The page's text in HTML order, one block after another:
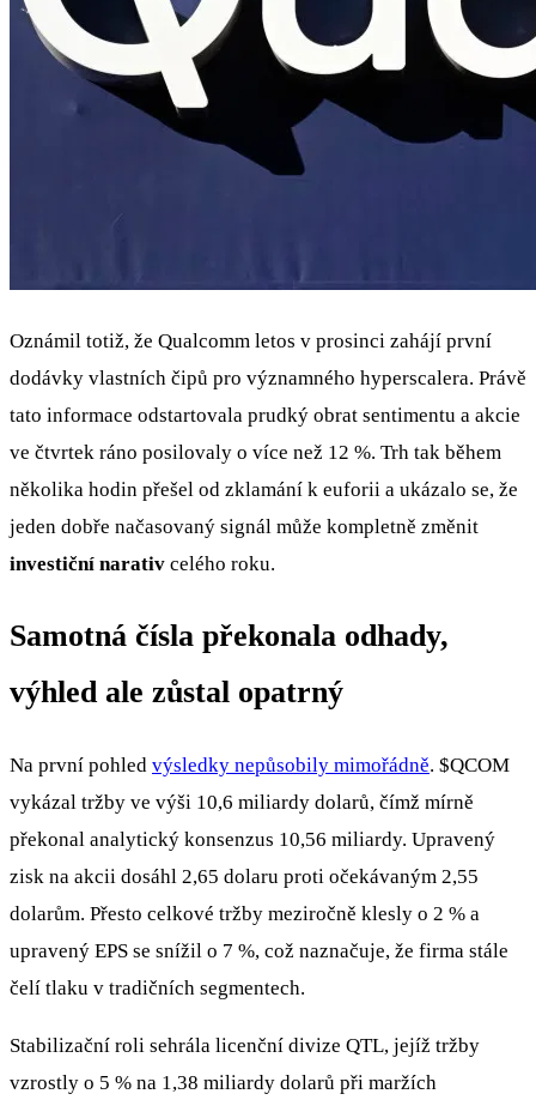
Oznámil totiž, že Qualcomm letos v prosinci zahájí první
dodávky vlastních čipů pro významného hyperscalera. Právě
tato informace odstartovala prudký obrat sentimentu a akcie
ve čtvrtek ráno posilovaly o více než 12 %. Trh tak během
několika hodin přešel od zklamání k euforii a ukázalo se, že
jeden dobře načasovaný signál může kompletně změnit
investiční narativ celého roku.
Samotná čísla překonala odhady,
výhled ale zůstal opatrný
Na první pohled výsledky nepůsobily mimořádně. $QCOM
vykázal tržby ve výši 10,6 miliardy dolarů, čímž mírně
překonal analytický konsenzus 10,56 miliardy. Upravený
zisk na akcii dosáhl 2,65 dolaru proti očekávaným 2,55
dolarům. Přesto celkové tržby meziročně klesly o 2 % a
upravený EPS se snížil o 7 %, což naznačuje, že firma stále
čelí tlaku v tradičních segmentech.
Stabilizační roli sehrála licenční divize QTL, jejíž tržby
vzrostly o 5 % na 1,38 miliardy dolarů při maržích